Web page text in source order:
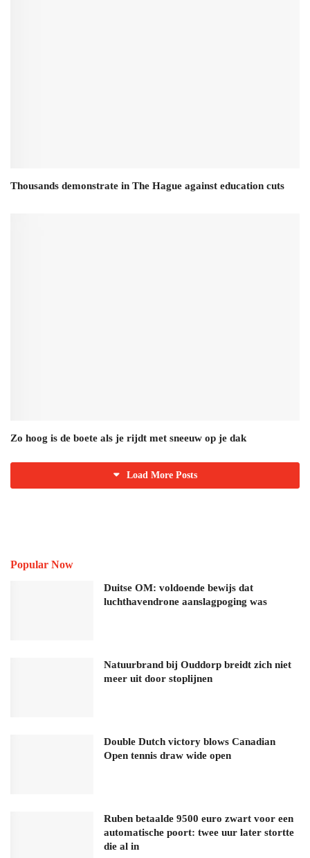
Thousands demonstrate in The Hague against education cuts
Zo hoog is de boete als je rijdt met sneeuw op je dak
Load More Posts
Popular Now
Duitse OM: voldoende bewijs dat
luchthavendrone aanslagpoging was
Natuurbrand bij Ouddorp breidt zich niet
meer uit door stoplijnen
Double Dutch victory blows Canadian
Open tennis draw wide open
Ruben betaalde 9500 euro zwart voor een
automatische poort: twee uur later stortte
die al in